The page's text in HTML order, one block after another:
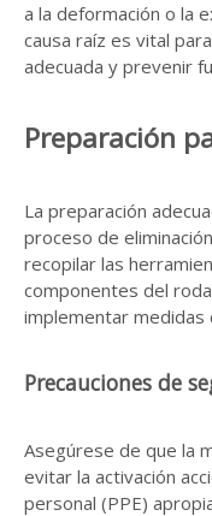
a la deformación o la
causa raíz es vital
adecuada y prevenir
Preparación
La preparación
proceso de
recopilar las
componentes del
implementar medidas
Precauciones de
Asegúrese de que la
evitar la activación
personal (PPE)